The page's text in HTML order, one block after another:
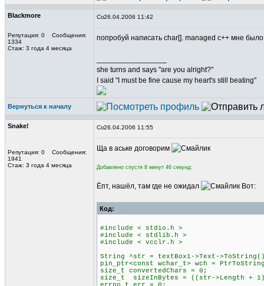
Blackmore
Репутация: 0 Сообщения:
1334
Стаж: 3 года 4 месяца
26.04.2006 11:42
попробуй написать char[]. managed c++ мне
she turns and says "are you alright?"
I said "I must be fine cause my heart's still beating"
Вернуться к началу
Snake!
Репутация: 0 Сообщения:
1941
Стаж: 3 года 4 месяца
26.04.2006 11:55
Ща в аське договорим
Добавлено спустя 8 минут 46 секунд:
Ёпт, нашёл, там где не ожидал Вот:
Код:
#include < stdio.h >
#include < stdlib.h >
#include < vcclr.h >
String ^str = textBox1->Text-
pin_ptr<const wchar_t> wch =
size_t convertedChars = 0;
size_t sizeInBytes = ((str->Length +